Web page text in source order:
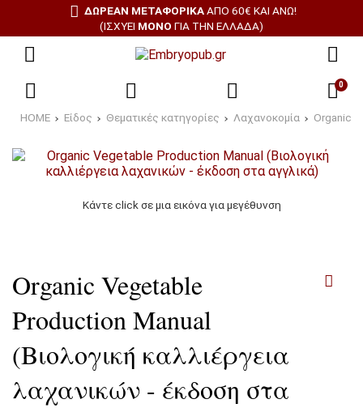
ΔΩΡΕΑΝ ΜΕΤΑΦΟΡΙΚΑΑΠΌ 60€ ΚΑΙ ΆΝΩ!
(ΙΣΧΎΕΙ ΜΌΝΟ ΓΙΑ ΤΗΝ ΕΛΛΆΔΑ)
0
HOME Είδος Θεματικές κατηγορίες Λαχανοκομία Organic
Κάντε click σε μια εικόνα για μεγέθυνση
Organic Vegetable
Production Manual
(Βιολογική καλλιέργεια
λαχανικών - έκδοση στα